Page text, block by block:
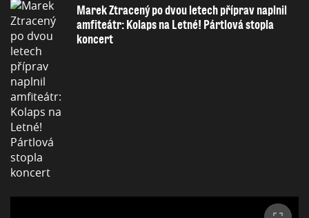
Marek Ztracený po dvou letech příprav naplnil
amfiteátr: Kolaps na Letné! Pártlová stopla
koncert